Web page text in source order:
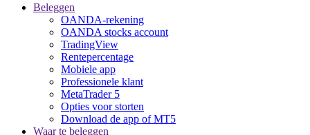
Beleggen
OANDA-rekening
OANDA stocks account
TradingView
Rentepercentage
Mobiele app
Professionele klant
MetaTrader 5
Opties voor storten
Download de app of MT5
Waar te beleggen